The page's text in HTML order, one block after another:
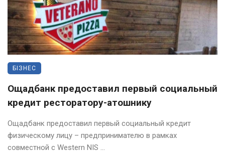
БІЗНЕС
Ощадбанк предоставил первый социальный
кредит ресторатору-атошнику
Ощадбанк предоставил первый социальный кредит
физическому лицу – предпринимателю в рамках
совместной с Western NIS ...